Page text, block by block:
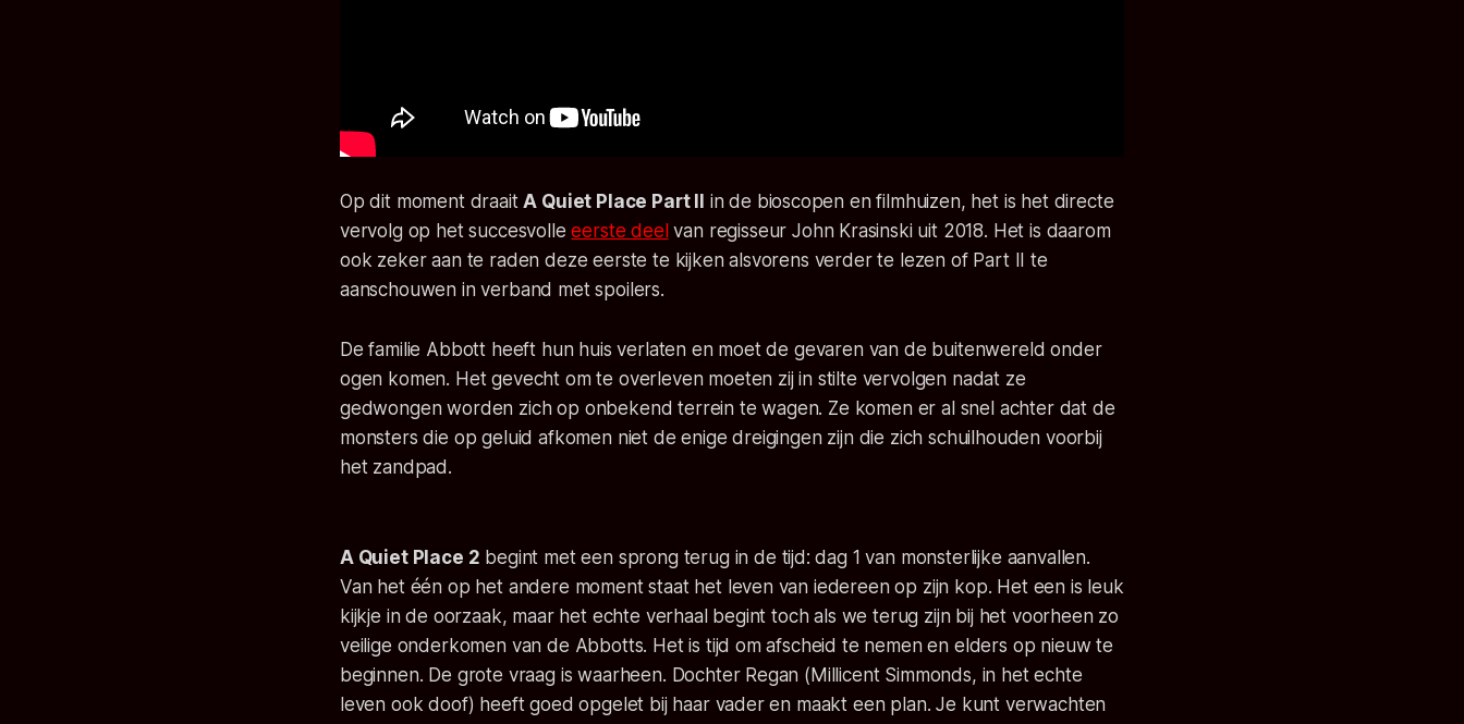
Op dit moment draaitA Quiet Place Part II
in de bioscopen en filmhuizen, het is het directe
vervolg op het succesvolleeerste deel van regisseur John Krasinski uit 2018. Het is daarom
ook zeker aan te raden deze eerste te kijken alsvorens verder te lezen of Part II te
aanschouwen in verband met spoilers.
De familie Abbott heeft hun huis verlaten en moet de gevaren van de buitenwereld onder
ogen komen. Het gevecht om te overleven moeten zij in stilte vervolgen nadat ze
gedwongen worden zich op onbekend terrein te wagen. Ze komen er al snel achter dat de
monsters die op geluid afkomen niet de enige dreigingen zijn die zich schuilhouden voorbij
het zandpad.
A Quiet Place 2 begint met een sprong terug in de tijd: dag 1 van monsterlijke aanvallen.
Van het één op het andere moment staat het leven van iedereen op zijn kop. Het een is leuk
kijkje in de oorzaak, maar het echte verhaal begint toch als we terug zijn bij het voorheen zo
veilige onderkomen van de Abbotts. Het is tijd om afscheid te nemen en elders op nieuw te
beginnen. De grote vraag is waarheen. Dochter Regan (Millicent Simmonds, in het echte
leven ook doof) heeft goed opgelet bij haar vader en maakt een plan. Je kunt verwachten